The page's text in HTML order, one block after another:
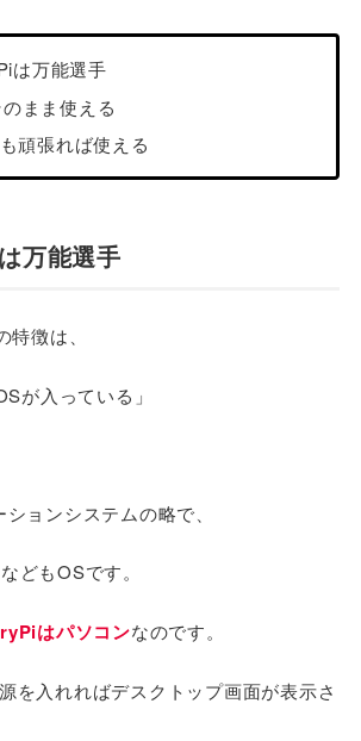
は万能選手
まま使える
頑張れば使える
万能選手
徴は、
が入っている」
ョンシステムの略で、
どもOSです。
はパソコンなのです。
を入れればデスクトップ画面が表示さ